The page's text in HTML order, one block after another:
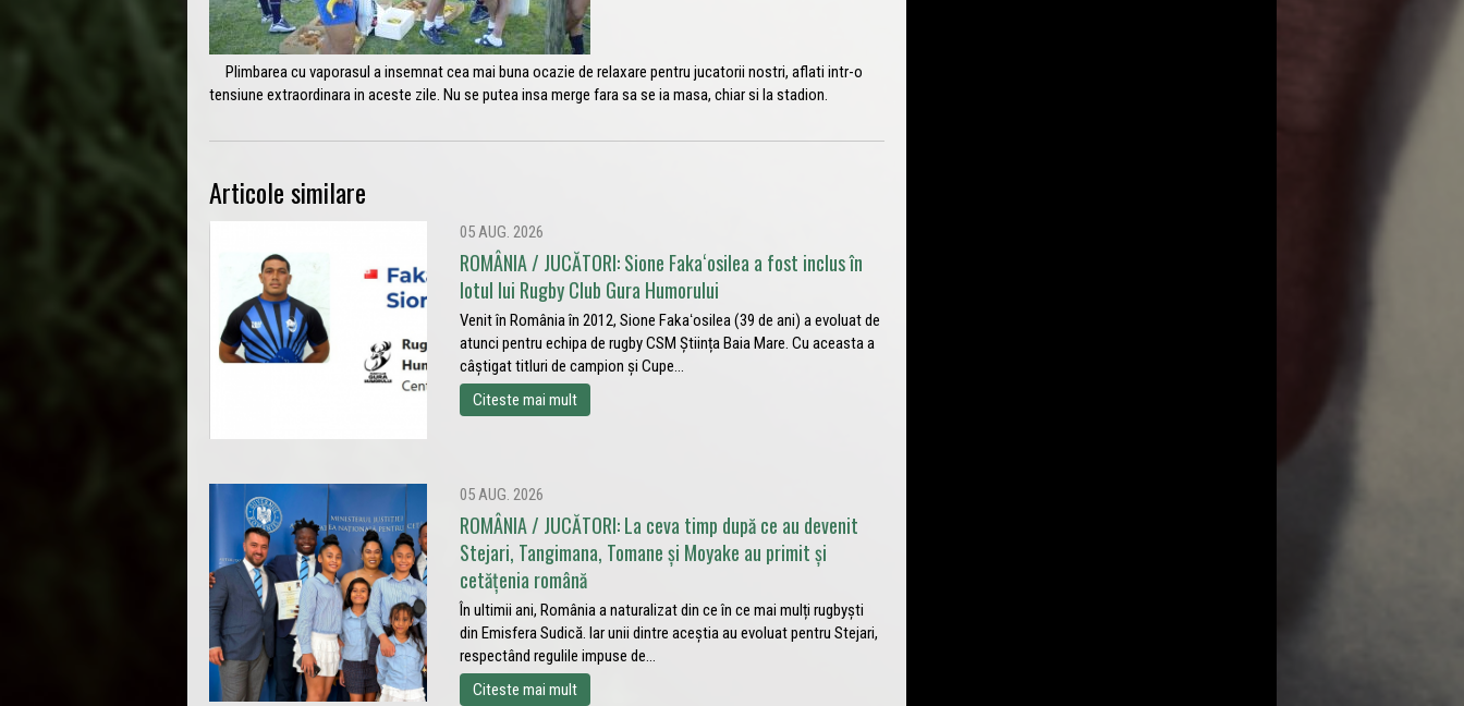
Plimbarea cu vaporasul a insemnat cea mai buna ocazie de relaxare pentru jucatorii nostri, aflati intr-o
tensiune extraordinara in aceste zile. Nu se putea insa merge fara sa se ia masa, chiar si la stadion.
Articole similare
05 AUG. 2026
ROMÂNIA / JUCĂTORI: Sione Fakaʻosilea a fost inclus în
lotul lui Rugby Club Gura Humorului
Venit în România în 2012, Sione Fakaʻosilea (39 de ani) a evoluat de
atunci pentru echipa de rugby CSM Știința Baia Mare. Cu aceasta a
câștigat titluri de campion și Cupe...
Citeste mai mult
05 AUG. 2026
ROMÂNIA / JUCĂTORI: La ceva timp după ce au devenit
Stejari, Tangimana, Tomane și Moyake au primit și
cetățenia română
În ultimii ani, România a naturalizat din ce în ce mai mulți rugbyști
din Emisfera Sudică. Iar unii dintre aceștia au evoluat pentru Stejari,
respectând regulile impuse de...
Citeste mai mult